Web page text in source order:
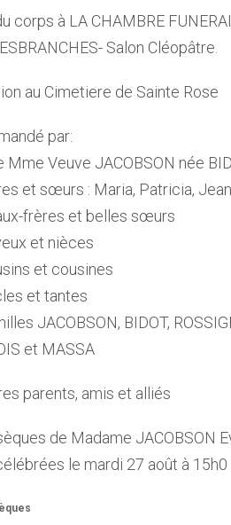
corps à LA CHAMBRE
Salon Cléopâtre.
au Cimetiere de Sainte Rose
par:
Mme Veuve JACOBSON née
et sœurs : Maria, Patricia,
frères et belles sœurs
et nièces
et cousines
et tantes
JACOBSON, BIDOT,
et MASSA
parents, amis et alliés
de Madame JACOBSON
le mardi 27 août à 15h0